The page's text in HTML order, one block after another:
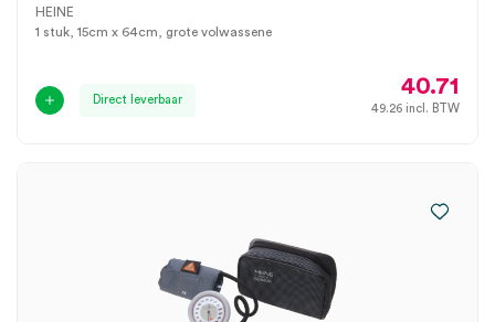
HEINE
1 stuk, 15cm x 64cm, grote volwassene
Direct leverbaar
40.71
49.26 incl. BTW